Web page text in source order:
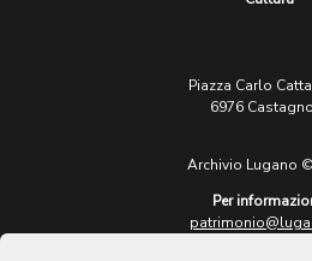
Piazza Carlo
6976
Archivio Lugano
Per